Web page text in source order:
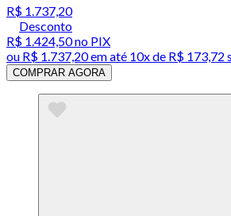
R$ 1.737,20
Desconto
R$ 1.424,50no PIX
ou R$ 1.737,20em até 10x de R$ 173,72
COMPRAR AGORA